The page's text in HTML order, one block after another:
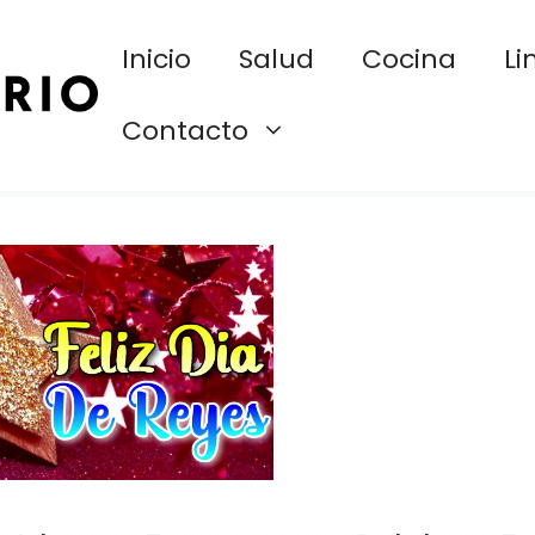
Inicio Salud Cocina
Contacto